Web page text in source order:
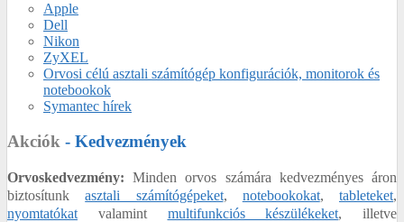
Apple
Dell
Nikon
ZyXEL
Orvosi célú asztali számítógép konfigurációk, monitorok és
notebookok
Symantec hírek
Akciók - Kedvezmények
Orvoskedvezmény: Minden orvos számára kedvezményes áron
biztosítunkasztali számítógépeket, notebookokat, tableteket,
nyomtatókat valamint multifunkciós készülékeket, illetve